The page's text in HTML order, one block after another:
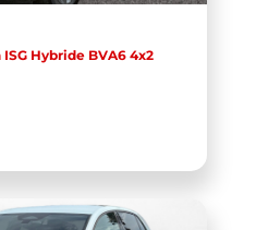
ISG Hybride BVA6 4x2